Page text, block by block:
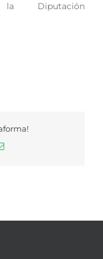
Diputación
Correo